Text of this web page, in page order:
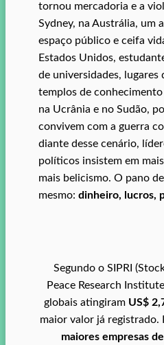
tornou mercadoria e a
Sydney, na Austrália, um
espaço público e ceifa
Estados Unidos,
de universidades, lugares
templos de conhecimento
na Ucrânia e no Sudão,
convivem com a guerra
diante desse cenário,
políticos insistem em
mais belicismo. O pano
mesmo: dinheiro, lucros,
Segundo o SIPRI
Peace Research
globais atingiram US$
maior valor já registrado.
maiores empresas